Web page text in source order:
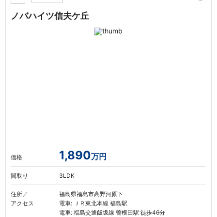
ノバハイツ信夫ケ丘
価格 1,890万円
間取り 3LDK
住所／
アクセス
福島県福島市高野河原下
電車: ＪＲ東北本線 福島駅
電車: 福島交通飯坂線 曽根田駅 徒歩46分